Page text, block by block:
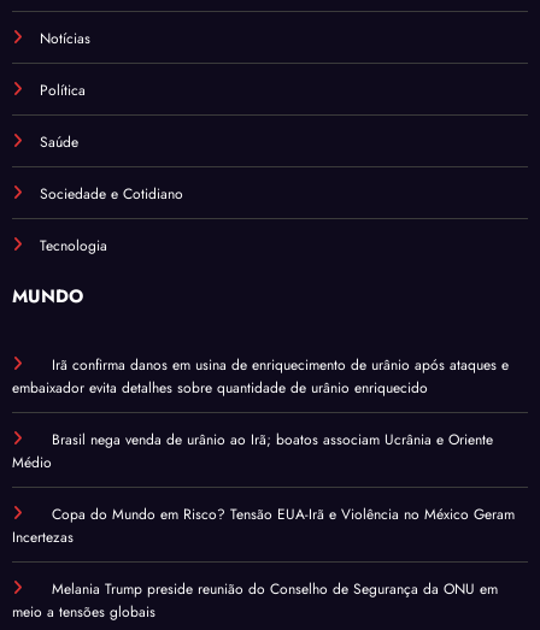
Notícias
Política
Saúde
Sociedade e Cotidiano
Tecnologia
MUNDO
Irã confirma danos em usina de enriquecimento de urânio após ataques e
embaixador evita detalhes sobre quantidade de urânio enriquecido
Brasil nega venda de urânio ao Irã; boatos associam Ucrânia e Oriente
Médio
Copa do Mundo em Risco? Tensão EUA-Irã e Violência no México Geram
Incertezas
Melania Trump preside reunião do Conselho de Segurança da ONU em
meio a tensões globais